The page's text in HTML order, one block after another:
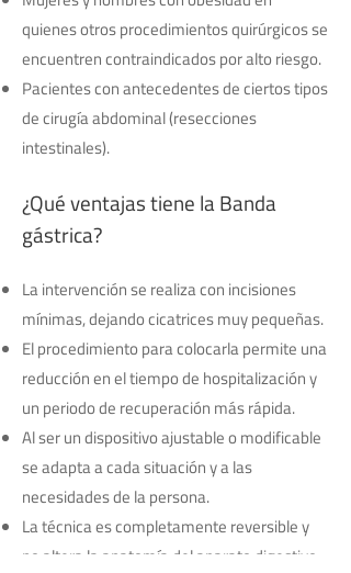
quienes otros procedimientos quirúrgicos se
encuentren contraindicados por alto riesgo.
Pacientes con antecedentes de ciertos tipos
de cirugía abdominal (resecciones
intestinales).
¿Qué ventajas tiene la Banda
gástrica?
La intervención se realiza con incisiones
mínimas, dejando cicatrices muy pequeñas.
El procedimiento para colocarla permite una
reducción en el tiempo de hospitalización y
un periodo de recuperación más rápida.
Al ser un dispositivo ajustable o modificable
se adapta a cada situación y a las
necesidades de la persona.
La técnica es completamente reversible y
no altera la anatomía del aparato digestivo.